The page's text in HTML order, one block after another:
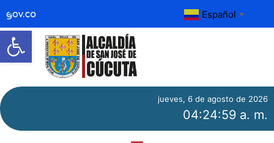
Abrir barra de herramientas
Español ▼
jueves, 6 de agosto de 2026
04:24:59 a. m.